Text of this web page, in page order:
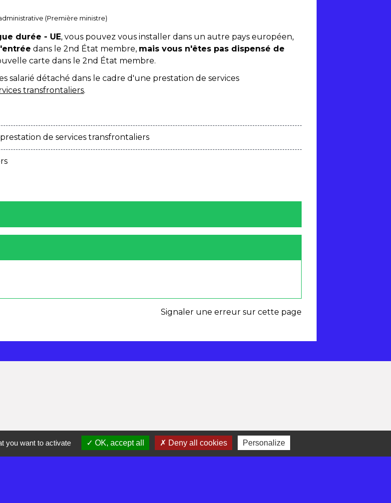
(Première ministre)
durée - UE, vous pouvez vous installer dans un autre pays européen,
dans le 2nd État membre, mais vous n'êtes pas dispensé de
carte dans le 2nd État membre.
salarié détaché dans le cadre d'une prestation de services
transfrontaliers.
de services transfrontaliers
Signaler une erreur sur cette page
you want to activate OK, accept all Deny all cookies Personalize